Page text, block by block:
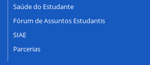
Saúde do Estudante
Fórum de Assuntos Estudantis
SIAE
Parcerias